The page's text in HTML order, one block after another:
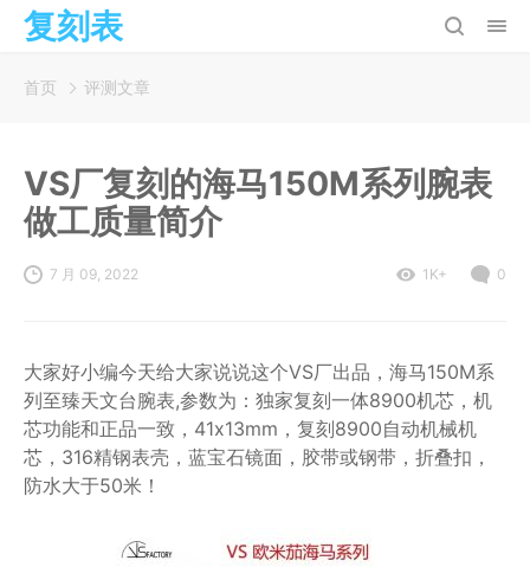
复刻表
首页 评测文章
VS厂复刻的海马150M系列腕表
做工质量简介
7 月 09, 2022 1K+ 0
大家好小编今天给大家说说这个VS厂出品，海马150M系
列至臻天文台腕表,参数为：独家复刻一体8900机芯，机
芯功能和正品一致，41x13mm，复刻8900自动机械机
芯，316精钢表壳，蓝宝石镜面，胶带或钢带，折叠扣，
防水大于50米！